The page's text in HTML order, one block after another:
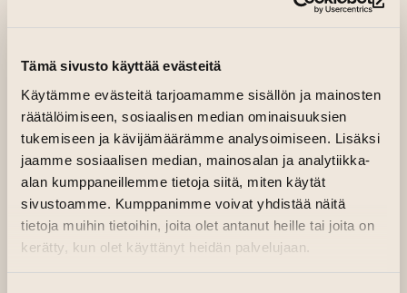
Tämä sivusto käyttää evästeitä
Käytämme evästeitä tarjoamamme sisällön ja mainosten
räätälöimiseen, sosiaalisen median ominaisuuksien
tukemiseen ja kävijämäärämme analysoimiseen. Lisäksi
jaamme sosiaalisen median, mainosalan ja analytiikka-
alan kumppaneillemme tietoja siitä, miten käytät
sivustoamme. Kumppanimme voivat yhdistää näitä
tietoja muihin tietoihin, joita olet antanut heille tai joita on
kerätty, kun olet käyttänyt heidän palvelujaan.
WAM OPEN
WORKSHOPS:
POWER STONES
AND LUCKY
CHARMS
17.01.2026 kl. 12.00—15.00
18.01.2026 kl. 12.00—15.00
WAM workshop, 2 floor, Firebrigade, door C1